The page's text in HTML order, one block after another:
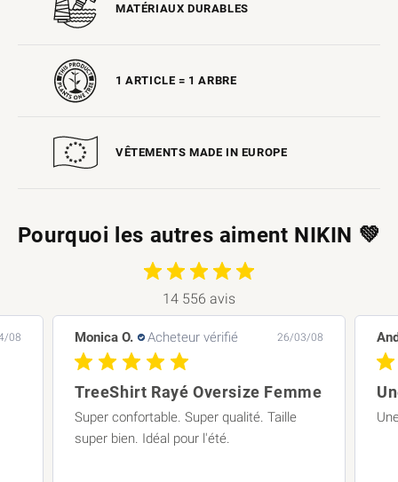
MATÉRIAUX DURABLES
1 ARTICLE = 1 ARBRE
VÊTEMENTS MADE IN EUROPE
Pourquoi les autres aiment NIKIN 💚
14 556 avis
08 Andreas L. Acheteur vérifié 26/03/08
Une super couleur estivale !
Une super couleur estivale !